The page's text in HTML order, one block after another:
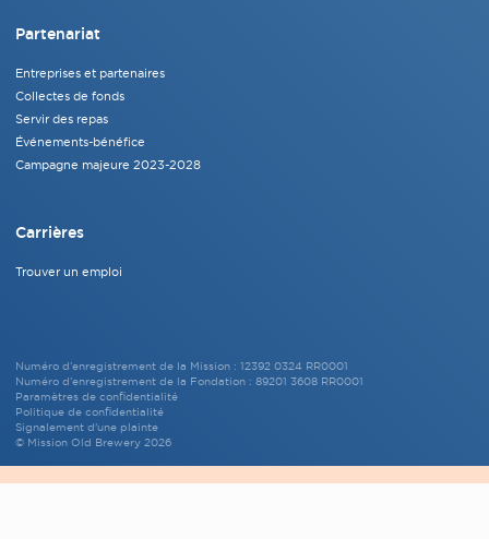
Partenariat
Entreprises et partenaires
Collectes de fonds
Servir des repas
Événements-bénéfice
Campagne majeure 2023-2028
Carrières
Trouver un emploi
Numéro d’enregistrement de la Mission : 12392 0324 RR0001
Numéro d’enregistrement de la Fondation : 89201 3608 RR0001
Paramètres de confidentialité
Politique de confidentialité
Signalement d'une plainte
© Mission Old Brewery 2026